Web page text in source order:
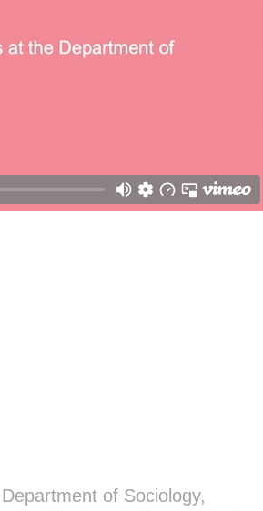
of Sociology,